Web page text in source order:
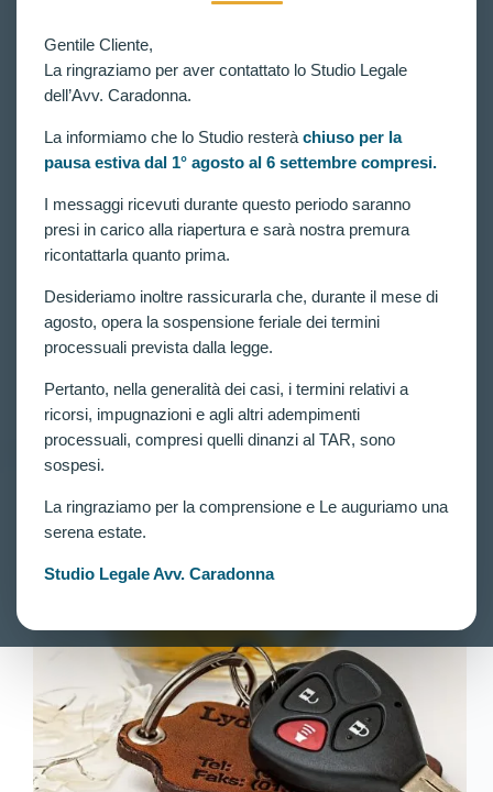
Gentile Cliente,
La ringraziamo per aver contattato lo Studio Legale
dell’Avv. Caradonna.
La informiamo che lo Studio resterà chiuso per la
pausa estiva dal 1° agosto al 6 settembre compresi.
I messaggi ricevuti durante questo periodo saranno
presi in carico alla riapertura e sarà nostra premura
ricontattarla quanto prima.
Desideriamo inoltre rassicurarla che, durante il mese di
agosto, opera la sospensione feriale dei termini
processuali prevista dalla legge.
Pertanto, nella generalità dei casi, i termini relativi a
ricorsi, impugnazioni e agli altri adempimenti
processuali, compresi quelli dinanzi al TAR, sono
sospesi.
La ringraziamo per la comprensione e Le auguriamo una
serena estate.
Studio Legale Avv. Caradonna
“Oculorinite allergica stagionale”: riammesso
candidato escluso dal concorso per 3852 allievi
carabinieri.
reclutamento di 3.852 allievi carabinieri in ferma
quadriennale del ruolo appuntati e carabinieri
dell’Arma dei Carabinieri: disposta verificazione per
candidato escluso per “documentata oculorinite
CLAUDIA CARADONNA MAGGIO 28, 2025